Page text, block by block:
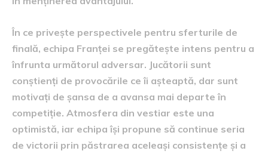
În ce privește perspectivele pentru sferturile de
finală, echipa Franței se pregătește intens pentru a
înfrunta următorul adversar. Jucătorii sunt
conștienți de provocările ce îi așteaptă, dar sunt
motivați de șansa de a avansa mai departe în
competiție. Atmosfera din vestiar este una
optimistă, iar echipa își propune să continue seria
de victorii prin păstrarea aceleași consistențe și a